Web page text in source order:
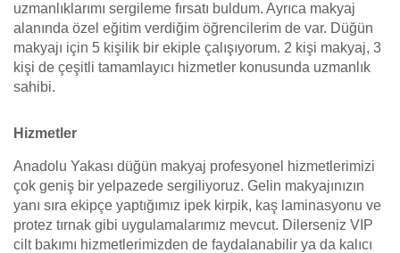
uzmanlıklarımı sergileme fırsatı buldum. Ayrıca makyaj
alanında özel eğitim verdiğim öğrencilerim de var. Düğün
makyajı için 5 kişilik bir ekiple çalışıyorum. 2 kişi makyaj, 3
kişi de çeşitli tamamlayıcı hizmetler konusunda uzmanlık
sahibi.
Hizmetler
Anadolu Yakası düğün makyaj profesyonel hizmetlerimizi
çok geniş bir yelpazede sergiliyoruz. Gelin makyajınızın
yanı sıra ekipçe yaptığımız ipek kirpik, kaş laminasyonu ve
protez tırnak gibi uygulamalarımız mevcut. Dilerseniz VIP
cilt bakımı hizmetlerimizden de faydalanabilir ya da kalıcı